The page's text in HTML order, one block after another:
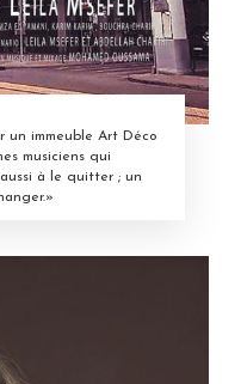
un immeuble Art Déco
musiciens qui
aussi à le quitter ; un